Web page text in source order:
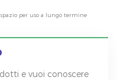
per uso a lungo termine
e vuoi conoscere